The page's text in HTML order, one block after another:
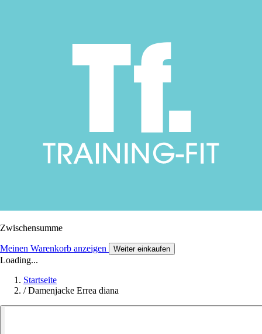
Zwischensumme
Meinen Warenkorb anzeigen Weiter einkaufen
Loading...
Startseite
/ Damenjacke Errea diana